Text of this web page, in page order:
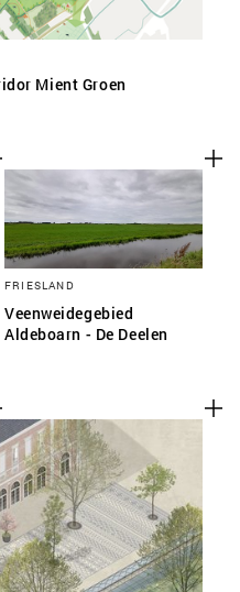
Mient Groen
FRIESLAND
Veenweidegebied
Aldeboarn - De Deelen